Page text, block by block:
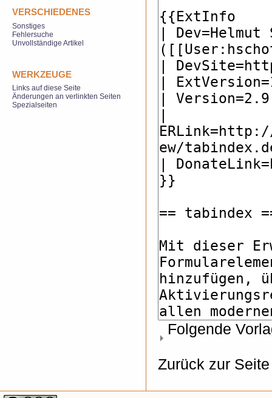
Folgende
Zurück zur
VERSCHIEDENES
Sonstiges
Fehlersuche
Unvollständige Artikel
WERKZEUGE
Links auf diese Seite
Änderungen an verlinkten Seiten
Spezialseiten